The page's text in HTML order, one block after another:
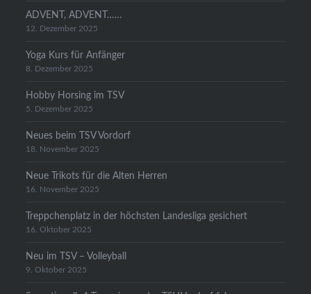
ADVENT, ADVENT……
12. Dezember 2025
Yoga Kurs für Anfänger
8. Dezember 2025
Hobby Horsing im TSV
5. Dezember 2025
Neues beim TSV Vordorf
18. November 2025
Neue Trikots für die Alten Herren
16. November 2025
Treppchenplatz in der höchsten Landesliga gesichert
16. Oktober 2025
Neu im TSV – Volleyball
9. Oktober 2025